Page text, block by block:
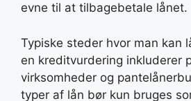
evne til at tilbagebetale lånet.
Typiske steder hvor man kan
en kreditvurdering inkluderer
virksomheder og
typer af lån bør kun bruges